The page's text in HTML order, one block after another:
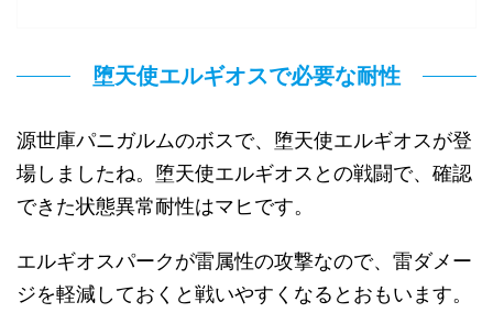
堕天使エルギオスで必要な耐性
源世庫パニガルムのボスで、堕天使エルギオスが登
場しましたね。堕天使エルギオスとの戦闘で、確認
できた状態異常耐性はマヒです。
エルギオスパークが雷属性の攻撃なので、雷ダメー
ジを軽減しておくと戦いやすくなるとおもいます。